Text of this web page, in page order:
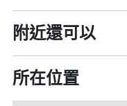
附近還可以
所在位置